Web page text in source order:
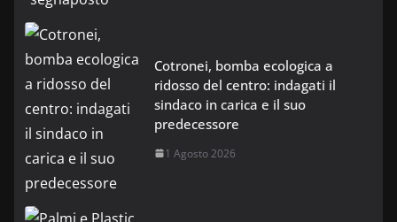
Cotronei, bomba ecologica a
ridosso del centro: indagati il
sindaco in carica e il suo
predecessore
1 Agosto 2026